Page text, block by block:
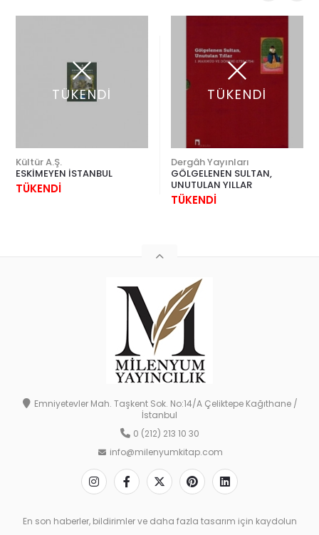
TÜKENDİ
Kültür A.Ş.
ESKİMEYEN İSTANBUL
TÜKENDİ
TÜKENDİ
Dergâh Yayınları
GÖLGELENEN SULTAN,
UNUTULAN YILLAR
TÜKENDİ
Emniyetevler Mah. Taşkent Sok. No:14/A Çeliktepe Kağıthane /
İstanbul
0 (212) 213 10 30
info@milenyumkitap.com
En son haberler, bildirimler ve daha fazla tasarım için kaydolun